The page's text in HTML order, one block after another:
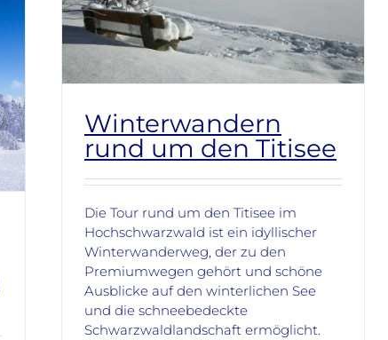
Winterwandern
rund um den Titisee
Die Tour rund um den Titisee im
Hochschwarzwald ist ein idyllischer
Winterwanderweg, der zu den
Premiumwegen gehört und schöne
Ausblicke auf den winterlichen See
und die schneebedeckte
Schwarzwaldlandschaft ermöglicht.